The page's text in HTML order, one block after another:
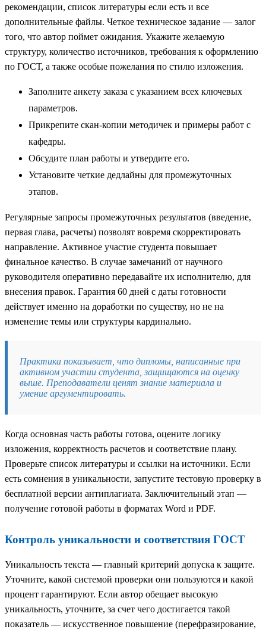
рекомендации, список литературы если есть и все
дополнительные файлы. Четкое техническое задание — залог
того, что автор поймет ожидания. Укажите желаемую
структуру, количество источников, требования к оформлению
по ГОСТ, а также особые пожелания по стилю изложения.
Заполните анкету заказа с указанием всех ключевых
параметров.
Прикрепите скан-копии методичек и примеры работ с
кафедры.
Обсудите план работы и утвердите его.
Установите четкие дедлайны для промежуточных
этапов.
Регулярные запросы промежуточных результатов (введение,
первая глава, расчеты) позволят вовремя скорректировать
направление. Активное участие студента повышает
финальное качество. В случае замечаний от научного
руководителя оперативно передавайте их исполнителю, для
внесения правок. Гарантия 60 дней с даты готовности
действует именно на доработки по существу, но не на
изменение темы или структуры кардинально.
Практика показывает, что дипломы, написанные при
активном участии студента, защищаются на оценку
выше. Преподаватели ценят знание материала и
умение аргументировать.
Когда основная часть работы готова, оцените логику
изложения, корректность расчетов и соответствие плану.
Проверьте список литературы и ссылки на источники. Если
есть сомнения в уникальности, запустите тестовую проверку в
бесплатной версии антиплагиата. Заключительный этап —
получение готовой работы в форматах Word и PDF.
Контроль уникальности и соответствия ГОСТ
Уникальность текста — главный критерий допуска к защите.
Уточните, какой системой проверки они пользуются и какой
процент гарантируют. Если автор обещает высокую
уникальность, уточните, за счет чего достигается такой
показатель — искусственное повышение (перефразирование,